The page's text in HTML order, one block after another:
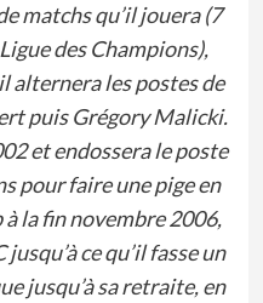
matchs qu’il jouera (7
des Champions),
alternera les postes de
puis Grégory Malicki.
et endossera le poste
pour faire une pige en
à la fin novembre 2006,
ce qu’il fasse un
jusqu’à sa retraite, en